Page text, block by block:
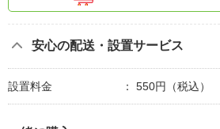
安心の配送・設置サービス
設置料金 ： 550円（税込）